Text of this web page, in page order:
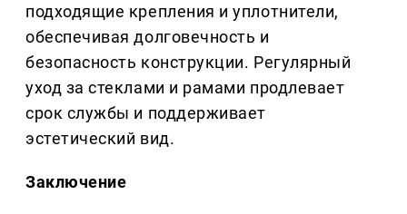
подходящие крепления и уплотнители,
обеспечивая долговечность и
безопасность конструкции. Регулярный
уход за стеклами и рамами продлевает
срок службы и поддерживает
эстетический вид.
Заключение